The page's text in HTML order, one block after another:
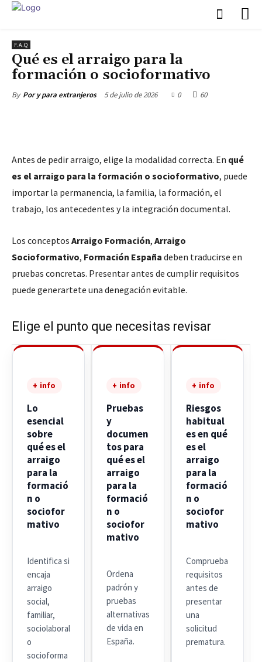
F.A.Q
Qué es el arraigo para la
formación o socioformativo
By Por y para extranjeros 5 de julio de 2026 0 60
Antes de pedir arraigo, elige la modalidad correcta. En qué
es el arraigo para la formación o socioformativo, puede
importar la permanencia, la familia, la formación, el
trabajo, los antecedentes y la integración documental.
Los conceptos Arraigo Formación, Arraigo
Socioformativo, Formación España deben traducirse en
pruebas concretas. Presentar antes de cumplir requisitos
puede generartete una denegación evitable.
Elige el punto que necesitas revisar
+ info
Lo
esencial
sobre
qué es el
arraigo
para la
formació
n o
sociofor
mativo
Identifica si
encaja
arraigo
social,
familiar,
sociolaboral
o
socioforma
+ info
Pruebas
y
documen
tos para
qué es el
arraigo
para la
formació
n o
sociofor
mativo
Ordena
padrón y
pruebas
alternativas
de vida en
España.
+ info
Riesgos
habitual
es en qué
es el
arraigo
para la
formació
n o
sociofor
mativo
Comprueba
requisitos
antes de
presentar
una
solicitud
prematura.